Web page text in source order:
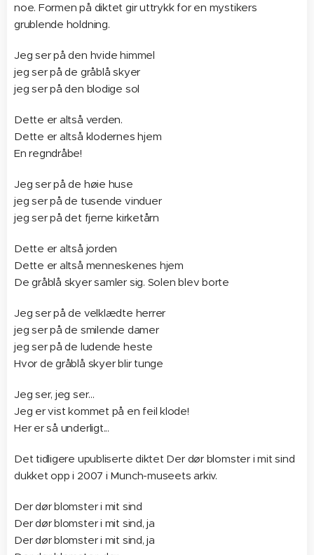
noe. Formen på diktet gir uttrykk for en mystikers
grublende holdning.
Jeg ser på den hvide himmel
jeg ser på de gråblå skyer
jeg ser på den blodige sol
Dette er altså verden.
Dette er altså klodernes hjem
En regndråbe!
Jeg ser på de høie huse
jeg ser på de tusende vinduer
jeg ser på det fjerne kirketårn
Dette er altså jorden
Dette er altså menneskenes hjem
De gråblå skyer samler sig. Solen blev borte
Jeg ser på de velklædte herrer
jeg ser på de smilende damer
jeg ser på de ludende heste
Hvor de gråblå skyer blir tunge
Jeg ser, jeg ser...
Jeg er vist kommet på en feil klode!
Her er så underligt...
Det tidligere upubliserte diktet Der dør blomster i mit sind
dukket opp i 2007 i Munch-museets arkiv.
Der dør blomster i mit sind
Der dør blomster i mit sind, ja
Der dør blomster i mit sind, ja